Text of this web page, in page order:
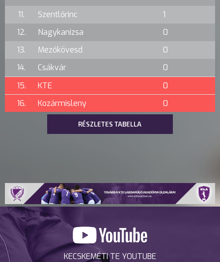
11.
Szentlőrinc
1
12.
Nagykanizsa
0
13.
Mezőkövesd
0
14.
Csákvár
0
15.
KTE
0
16.
Kozármisleny 0
RÉSZLETES TABELLA
KECSKEMÉTI TE YOUTUBE